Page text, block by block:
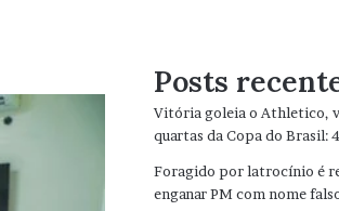
Posts
Vitória goleia o Athletico,
quartas da Copa do Brasil:
Foragido por latrocínio é
enganar PM com nome